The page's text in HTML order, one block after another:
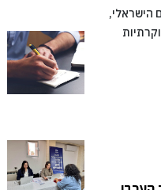
הישראלי,